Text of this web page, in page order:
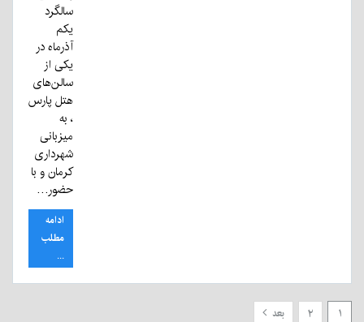
سالگرد
یکم
آذرماه در
یکی از
سالن‌های
هتل پارس
، به
میزبانی
شهرداری
کرمان و با
حضور…
ادامه
مطلب
...
۱ ۲ بعد